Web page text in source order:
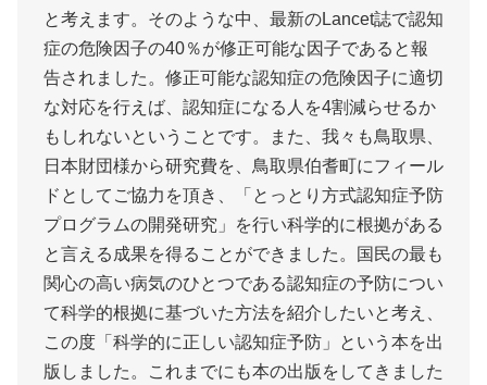
と考えます。そのような中、最新のLancet誌で認知
症の危険因子の40％が修正可能な因子であると報
告されました。修正可能な認知症の危険因子に適切
な対応を行えば、認知症になる人を4割減らせるか
もしれないということです。また、我々も鳥取県、
日本財団様から研究費を、鳥取県伯耆町にフィール
ドとしてご協力を頂き、「とっとり方式認知症予防
プログラムの開発研究」を行い科学的に根拠がある
と言える成果を得ることができました。国民の最も
関心の高い病気のひとつである認知症の予防につい
て科学的根拠に基づいた方法を紹介したいと考え、
この度「科学的に正しい認知症予防」という本を出
版しました。これまでにも本の出版をしてきました